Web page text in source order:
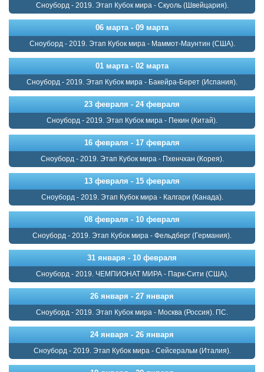
Сноуборд - 2019. Этап Кубок мира - Скуоль (Швейцария).
06 марта - 09 марта
Сноуборд - 2019. Этап Кубок мира - Маммот-Маунтин (США).
01 марта - 02 марта
Сноуборд - 2019. Этап Кубок мира - Бакейра-Берет (Испания).
23 февраля - 24 февраля
Сноуборд - 2019. Этап Кубок мира - Пекин (Китай).
16 февраля - 17 февраля
Сноуборд - 2019. Этап Кубок мира - Пхенчхан (Корея).
13 февраля - 15 февраля
Сноуборд - 2019. Этап Кубок мира - Калгари (Канада).
08 февраля - 10 февраля
Сноуборд - 2019. Этап Кубок мира - Фельдберг (Германия).
31 января - 10 февраля
Сноуборд - 2019. ЧЕМПИОНАТ МИРА - Парк-Сити (США).
26 января - 27 января
Сноуборд - 2019. Этап Кубок мира - Москва (Россия). ПС.
24 января - 26 января
Сноуборд - 2019. Этап Кубок мира - Сейсеральм (Италия).